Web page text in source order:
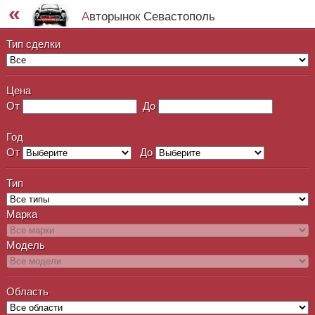
« Авторынок Севастополь
Тип сделки
Цена
От
До
Год
От
До
Тип
Марка
Модель
Область